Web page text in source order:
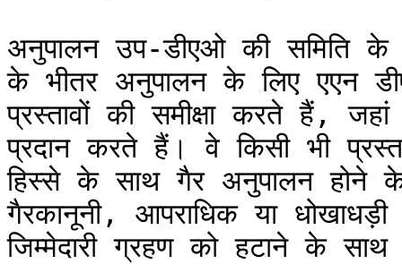
अनुपालन उप-डीएओ की समिति के
के भीतर अनुपालन के लिए एएन
प्रस्तावों की समीक्षा करते हैं, जहां
प्रदान करते हैं। वे किसी भी
हिस्से के साथ गैर अनुपालन होने
गैरकानूनी, आपराधिक या
जिम्मेदारी ग्रहण को हटाने के